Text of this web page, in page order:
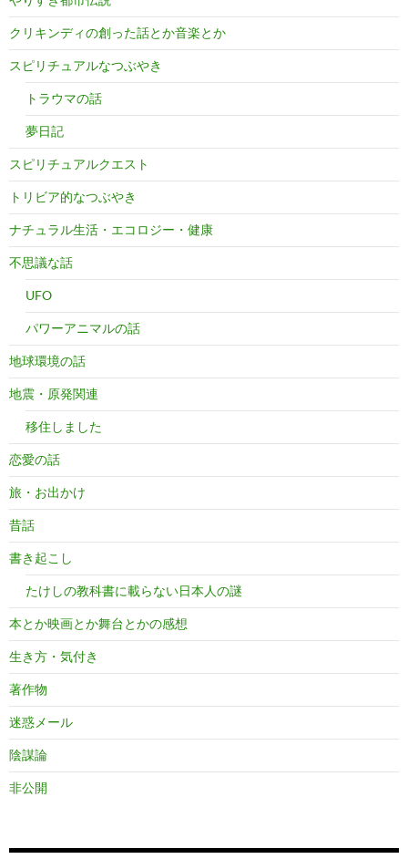
クリキンディの創った話とか音楽とか
スピリチュアルなつぶやき
トラウマの話
夢日記
スピリチュアルクエスト
トリビア的なつぶやき
ナチュラル生活・エコロジー・健康
不思議な話
UFO
パワーアニマルの話
地球環境の話
地震・原発関連
移住しました
恋愛の話
旅・お出かけ
昔話
書き起こし
たけしの教科書に載らない日本人の謎
本とか映画とか舞台とかの感想
生き方・気付き
著作物
迷惑メール
陰謀論
非公開